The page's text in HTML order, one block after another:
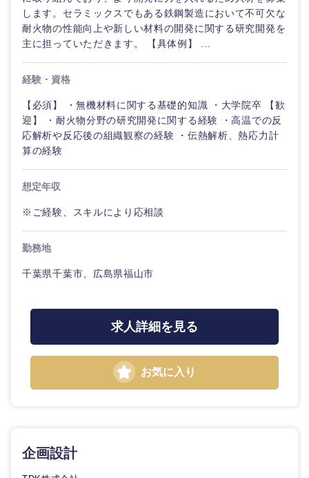
山梨県 長野県
岐阜県
します。セラミックスでもある鉄鋼製造において不可欠な
耐火物の性能向上や新しい材料の開発に関する研究開発を
主に担っていただきます。 【具体例】 ...
経験・資格
【必須】 ・無機材料に関する基礎的知識 ・大学院卒 【歓
迎】 ・耐火物分野の研究開発に関する経験 ・高温での反
応解析や反応後の組織観察の経験 ・伝熱解析、熱応力計
算の経験
想定年収
※ご経験、スキルにより応相談
勤務地
千葉県千葉市、広島県福山市
求人詳細を見る
お気に入り
企画設計